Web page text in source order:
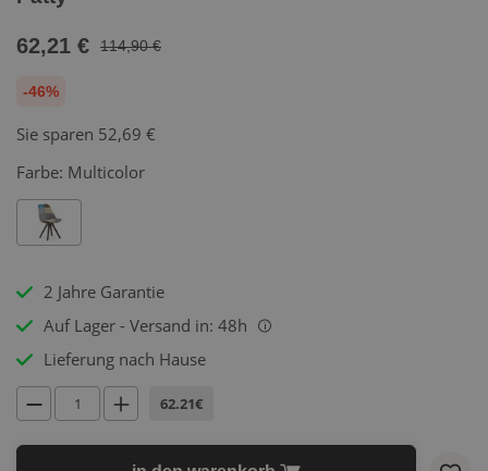
62,21 € 114,90 €
-46%
Sie sparen 52,69 €
Farbe: Multicolor
2 Jahre Garantie
Auf Lager - Versand in: 48h
i
Lieferung nach Hause
62.21€